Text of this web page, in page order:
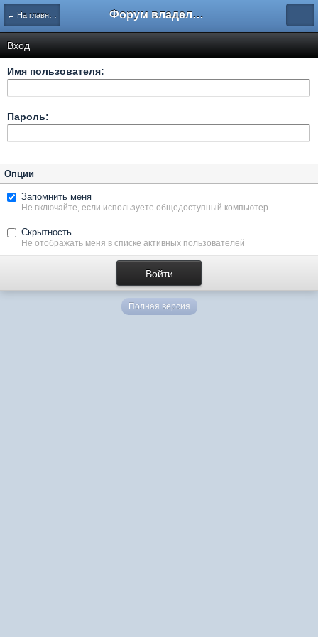
← На главную Форум владельцев интернет-магазинов
Вход
Имя пользователя:
Пароль:
Опции
Запомнить меня
Не включайте, если используете общедоступный компьютер
Скрытность
Не отображать меня в списке активных пользователей
Полная версия